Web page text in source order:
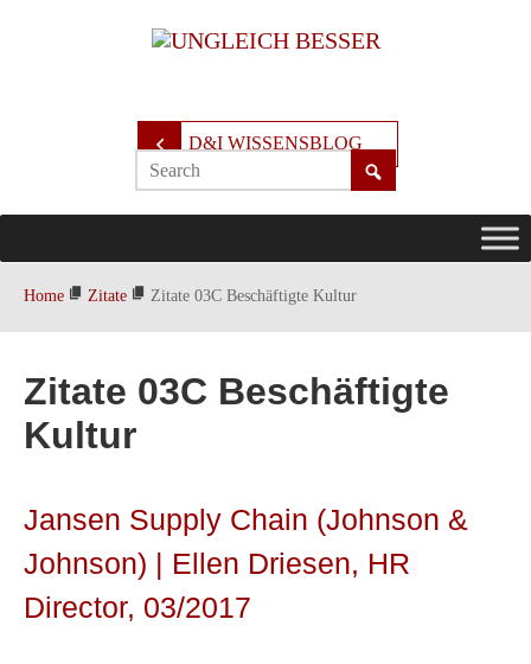
D&I WISSENSBLOG
Home Zitate Zitate 03C Beschäftigte Kultur
Zitate 03C Beschäftigte
Kultur
Jansen Supply Chain (Johnson &
Johnson) | Ellen Driesen, HR
Director, 03/2017